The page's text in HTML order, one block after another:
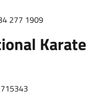
277 1909
Karate